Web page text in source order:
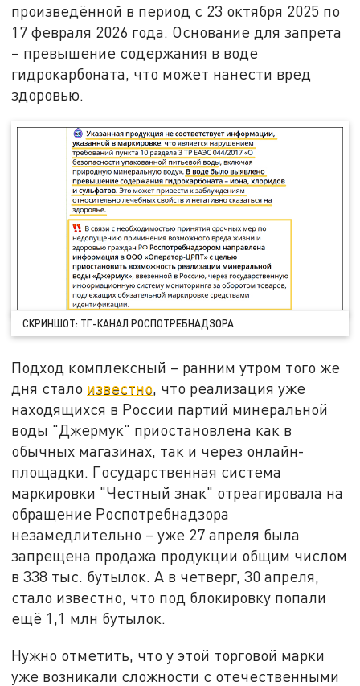
произведённой в период с 23 октября 2025 по
17 февраля 2026 года. Основание для запрета
– превышение содержания в воде
гидрокарбоната, что может нанести вред
здоровью.
СКРИНШОТ: ТГ-КАНАЛ РОСПОТРЕБНАДЗОРА
Подход комплексный – ранним утром того же
дня стало известно, что реализация уже
находящихся в России партий минеральной
воды "Джермук" приостановлена как в
обычных магазинах, так и через онлайн-
площадки. Государственная система
маркировки "Честный знак" отреагировала на
обращение Роспотребнадзора
незамедлительно – уже 27 апреля была
запрещена продажа продукции общим числом
в 338 тыс. бутылок. А в четверг, 30 апреля,
стало известно, что под блокировку попали
ещё 1,1 млн бутылок.
Нужно отметить, что у этой торговой марки
уже возникали сложности с отечественными